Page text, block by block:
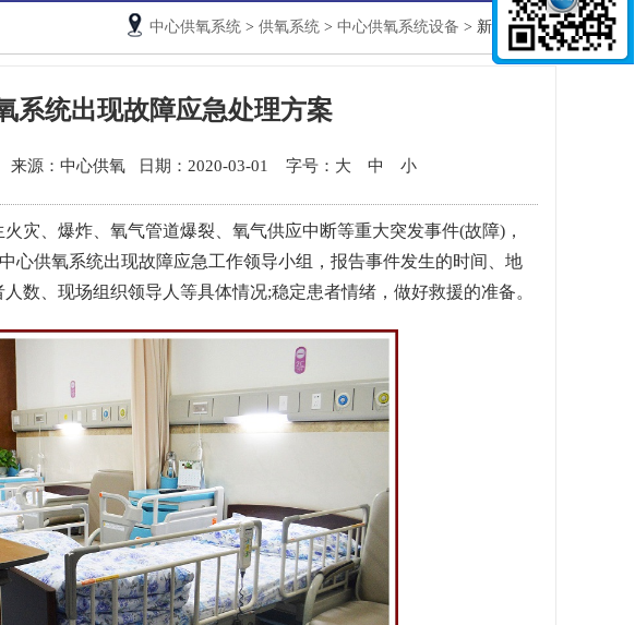
中心供氧系统 > 供氧系统 > 中心供氧系统设备 > 新闻详情
系统出现故障应急处理方案
来源：中心供氧 日期：2020-03-01 字号： 大 中 小
火灾、爆炸、氧气管道爆裂、氧气供应中断等重大突发事件(故障)，
中心供氧系统出现故障应急工作领导小组，报告事件发生的时间、地
人数 、现场组织领导人等具体情况;稳定患者情绪，做好救援的准备。